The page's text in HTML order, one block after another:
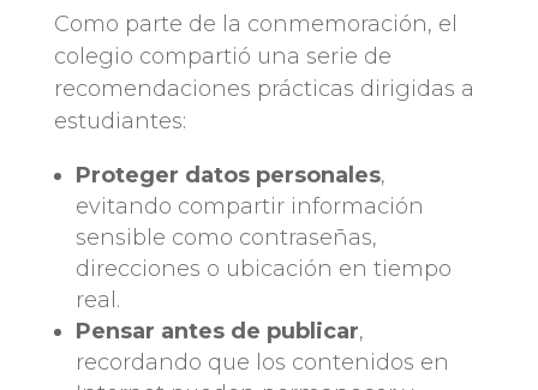
Como parte de la conmemoración, el
colegio compartió una serie de
recomendaciones prácticas dirigidas a
estudiantes:
Proteger datos personales,
evitando compartir información
sensible como contraseñas,
direcciones o ubicación en tiempo
real.
Pensar antes de publicar,
recordando que los contenidos en